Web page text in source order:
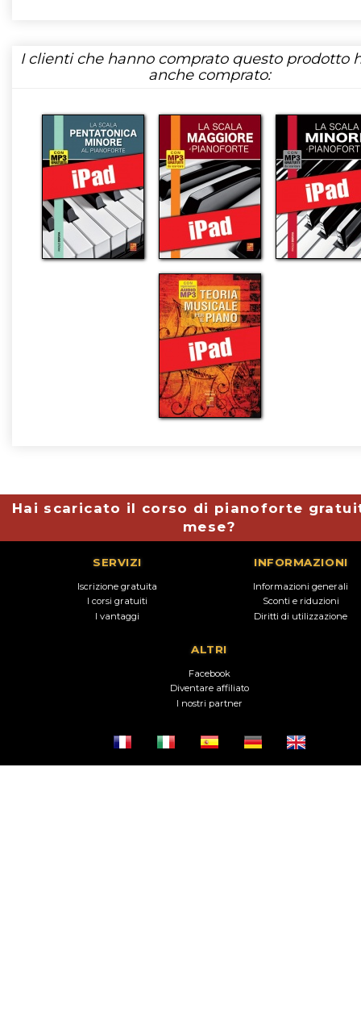
I clienti che hanno comprato questo prodotto
anche comprato:
Hai scaricato il corso di pianoforte
mese?
SERVIZI
Iscrizione gratuita
I corsi gratuiti
I vantaggi
INFORMAZIONI
Informazioni generali
Sconti e riduzioni
Diritti di utilizzazione
ALTRI
Facebook
Diventare affiliato
I nostri partner